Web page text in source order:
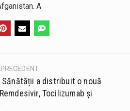
A
a distribuit o nouă
Tocilizumab și